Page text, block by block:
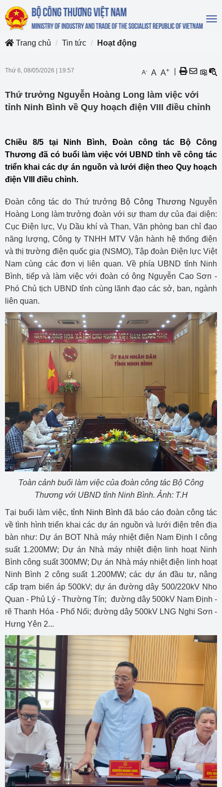
Trang chủ
Tin tức Hoạt động
Thứ 6, 08/05/2026 19:57 A- A A+
Thứ trưởng Nguyễn Hoàng Long làm việc với
tỉnh Ninh Bình về Quy hoạch điện VIII điều chỉnh
Chiều 8/5 tại Ninh Bình, Đoàn công tác Bộ Công
Thương đã có buổi làm việc với UBND tỉnh về công tác
triển khai các dự án nguồn và lưới điện theo Quy hoạch
điện VIII điều chỉnh.
Đoàn công tác do Thứ trưởng Bộ Công Thương Nguyễn
Hoàng Long làm trưởng đoàn với sự tham dự của đại diện:
Cục Điện lực, Vụ Dầu khí và Than, Văn phòng ban chỉ đạo
năng lượng, Công ty TNHH MTV Vận hành hệ thống điện
và thị trường điện quốc gia (NSMO), Tập đoàn Điện lực Việt
Nam cùng các đơn vị liên quan. Về phía UBND tỉnh Ninh
Bình, tiếp và làm việc với đoàn có ông Nguyễn Cao Sơn -
Phó Chủ tịch UBND tỉnh cùng lãnh đạo các sở, ban, ngành
liên quan.
Toàn cảnh buổi làm việc của đoàn công tác Bộ Công
Thương với UBND tỉnh Ninh Bình. Ảnh: T.H
Tại buổi làm việc, tỉnh Ninh Bình đã báo cáo đoàn công tác
về tình hình triển khai các dự án nguồn và lưới điện trên địa
bàn như: Dự án BOT Nhà máy nhiệt điện Nam Định I công
suất 1.200MW; Dự án Nhà máy nhiệt điện linh hoạt Ninh
Bình công suất 300MW; Dự án Nhà máy nhiệt điện linh hoạt
Ninh Bình 2 công suất 1.200MW; các dự án đầu tư, nâng
cấp trạm biến áp 500kV; dự án đường dây 500/220kV Nho
Quan - Phủ Lý - Thường Tín; đường dây 500kV Nam Định -
rẽ Thanh Hóa - Phố Nối; đường dây 500kV LNG Nghi Sơn -
Hưng Yên 2...